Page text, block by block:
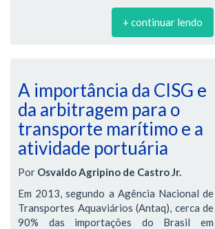
+ continuar lendo
A importância da CISG e
da arbitragem para o
transporte marítimo e a
atividade portuária
Por Osvaldo Agripino de Castro Jr.
Em 2013, segundo a Agência Nacional de
Transportes Aquaviários (Antaq), cerca de
90% das importações do Brasil em